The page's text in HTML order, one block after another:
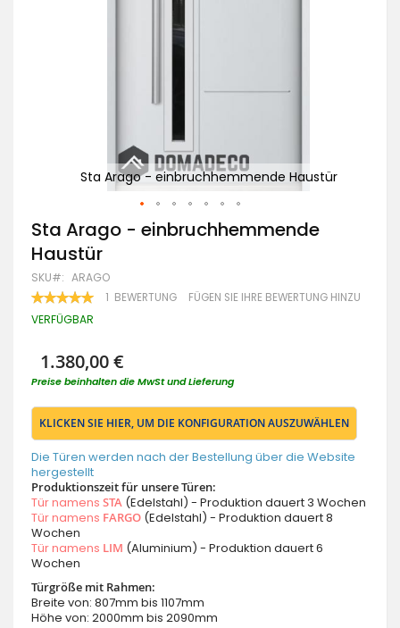
Sta Arago - einbruchhemmende Haustür
Zum
Anfang
der
Bildgalerie
springen
Sta Arago - einbruchhemmende
Haustür
SKU ARAGO
BEWERTUNG:
100
1 BEWERTUNG FÜGEN SIE IHRE BEWERTUNG HINZU
VERFÜGBAR
1.380,00 €
Preise beinhalten die MwSt und Lieferung
KLICKEN SIE HIER, UM DIE KONFIGURATION AUSZUWÄHLEN
Die Türen werden nach der Bestellung über die Website
hergestellt
Produktionszeit für unsere Türen:
Tür namens STA (Edelstahl) - Produktion dauert 3 Wochen
Tür namens FARGO (Edelstahl) - Produktion dauert 8
Wochen
Tür namens LIM (Aluminium) - Produktion dauert 6
Wochen
Türgröße mit Rahmen:
Breite von: 807mm bis 1107mm
Höhe von: 2000mm bis 2090mm